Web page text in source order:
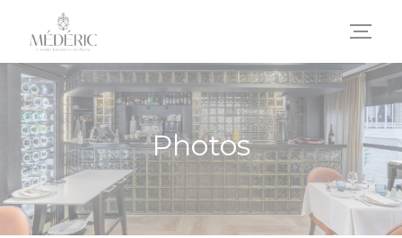
Personnalisation de vos choix en matière de cookies
Photos